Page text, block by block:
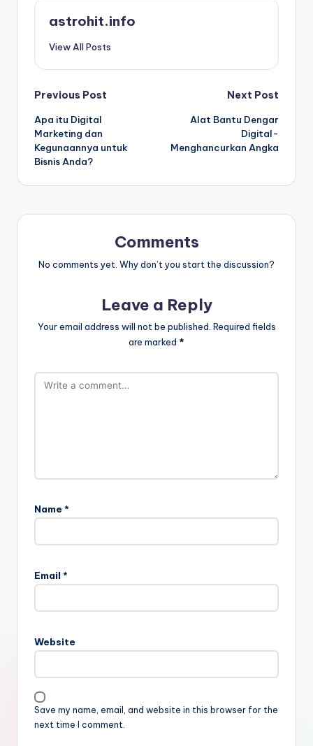
astrohit.info
View All Posts
Post
navigation
Previous Post
Apa itu Digital
Marketing dan
Kegunaannya untuk
Bisnis Anda?
Next Post
Alat Bantu Dengar
Digital-
Menghancurkan Angka
Comments
No comments yet. Why don’t you start the discussion?
Leave a Reply
Your email address will not be published. Required fields
are marked *
Name *
Email *
Website
Save my name, email, and website in this browser for the
next time I comment.